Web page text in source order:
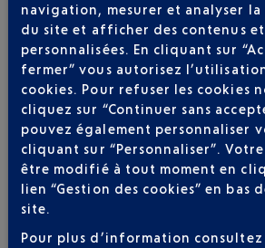
Soyez notifié(e) de
toutes les évolutions
pour ce vol
navigation, mesurer et analyser
du site et afficher des contenus
personnalisées. En cliquant sur
fermer” vous autorisez
cookies. Pour refuser les cookies
cliquez sur “Continuer sans
pouvez également personnaliser
cliquant sur “Personnaliser”.
être modifié à tout moment en
lien “Gestion des cookies” en bas
site.
Pour plus d’information consultez